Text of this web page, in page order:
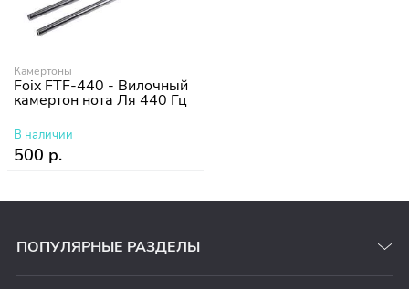
Камертоны
Foix FTF-440 - Вилочный
камертон нота Ля 440 Гц
В наличии
500 р.
ПОПУЛЯРНЫЕ РАЗДЕЛЫ